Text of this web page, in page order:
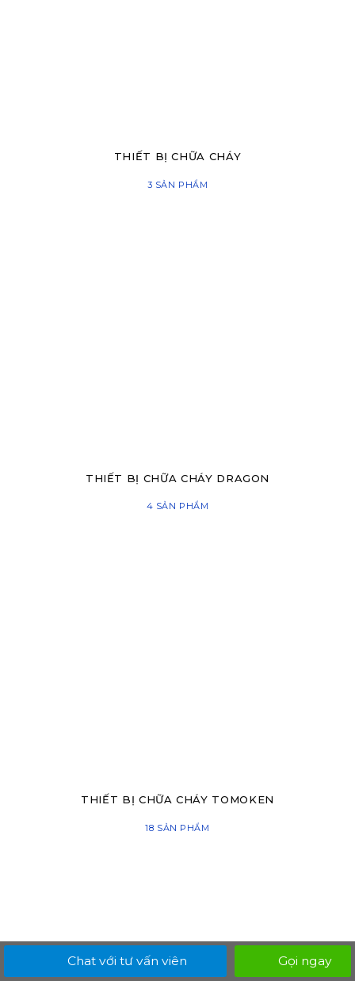
THIẾT BỊ CHỮA CHÁY
3 SẢN PHẨM
THIẾT BỊ CHỮA CHÁY DRAGON
4 SẢN PHẨM
THIẾT BỊ CHỮA CHÁY TOMOKEN
18 SẢN PHẨM
Chat với tư vấn viên Gọi ngay